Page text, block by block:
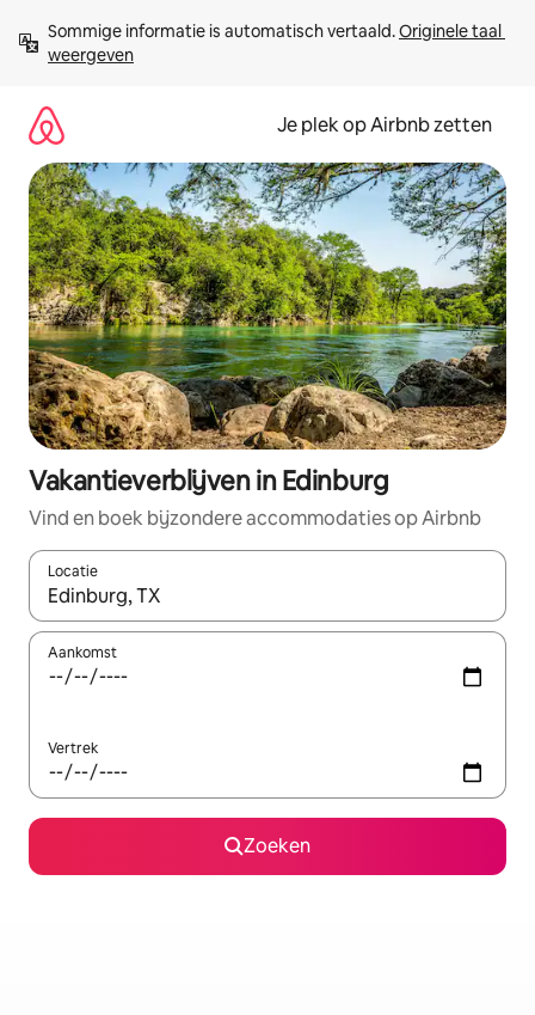
direct
naar
Sommige informatie is automatisch vertaald. Originele taal
weergeven
Je plek op Airbnb zetten
Vakantieverblijven in Edinburg
Vind en boek bijzondere accommodaties op Airbnb
Locatie
Wanneer er resultaten beschikbaar zijn, maak je een keuze
Aankomst
Vertrek
Zoeken